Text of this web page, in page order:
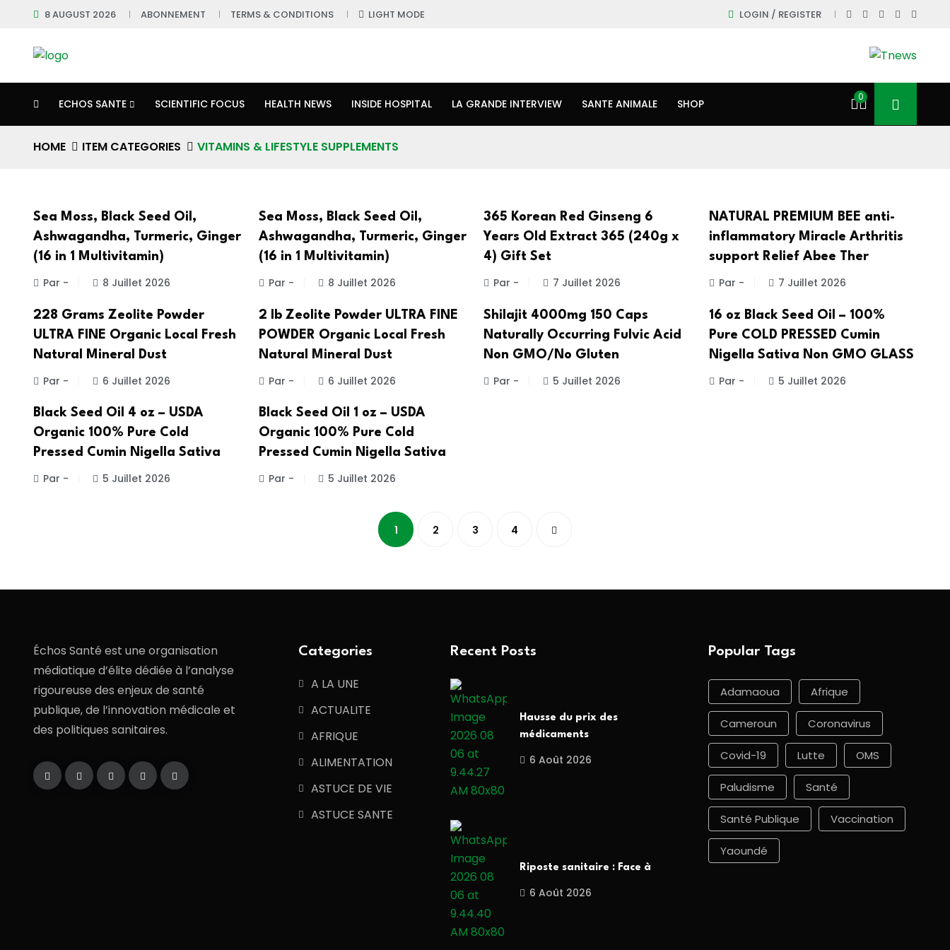
8 AUGUST 2026 ABONNEMENT TERMS & CONDITIONS LIGHT MODE LOGIN / REGISTER
ECHOS SANTE SCIENTIFIC FOCUS HEALTH NEWS INSIDE HOSPITAL LA GRANDE INTERVIEW SANTE ANIMALE SHOP 0
HOME ITEM CATEGORIES VITAMINS & LIFESTYLE SUPPLEMENTS
Sea Moss, Black Seed Oil,
Ashwagandha, Turmeric, Ginger
(16 in 1 Multivitamin)
Par - 8 Juillet 2026
Sea Moss, Black Seed Oil,
Ashwagandha, Turmeric, Ginger
(16 in 1 Multivitamin)
Par - 8 Juillet 2026
365 Korean Red Ginseng 6
Years Old Extract 365 (240g x
4) Gift Set
Par - 7 Juillet 2026
NATURAL PREMIUM BEE anti-
inflammatory Miracle Arthritis
support Relief Abee Ther
Par - 7 Juillet 2026
228 Grams Zeolite Powder
ULTRA FINE Organic Local Fresh
Natural Mineral Dust
Par - 6 Juillet 2026
2 lb Zeolite Powder ULTRA FINE
POWDER Organic Local Fresh
Natural Mineral Dust
Par - 6 Juillet 2026
Shilajit 4000mg 150 Caps
Naturally Occurring Fulvic Acid
Non GMO/No Gluten
Par - 5 Juillet 2026
16 oz Black Seed Oil – 100%
Pure COLD PRESSED Cumin
Nigella Sativa Non GMO GLASS
Par - 5 Juillet 2026
Black Seed Oil 4 oz – USDA
Organic 100% Pure Cold
Pressed Cumin Nigella Sativa
Par - 5 Juillet 2026
Black Seed Oil 1 oz – USDA
Organic 100% Pure Cold
Pressed Cumin Nigella Sativa
Par - 5 Juillet 2026
1 2 3 4
Échos Santé est une organisation
médiatique d’élite dédiée à l’analyse
rigoureuse des enjeux de santé
publique, de l’innovation médicale et
des politiques sanitaires.
Categories
A LA UNE
ACTUALITE
AFRIQUE
ALIMENTATION
ASTUCE DE VIE
ASTUCE SANTE
Recent Posts
Hausse du prix des
médicaments
6 Août 2026
Riposte sanitaire : Face à
6 Août 2026
Popular Tags
Adamaoua Afrique
Cameroun Coronavirus
Covid-19 Lutte OMS
Paludisme Santé
Santé Publique Vaccination
Yaoundé